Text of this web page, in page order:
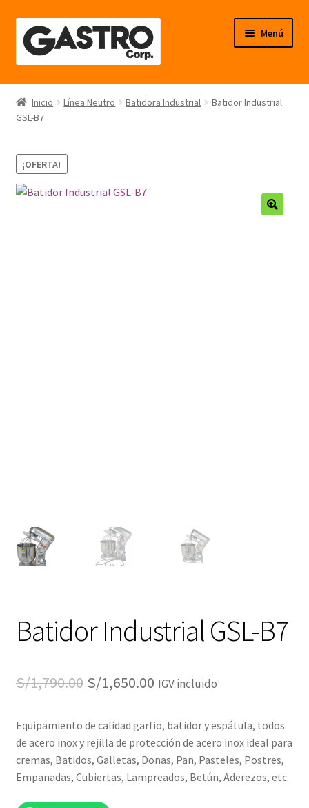
al
contenido
Menú
Línea Frío
Línea Calor
Línea Neutro
Línea Balanzas
Inicio Línea Neutro Batidora Industrial
Batidor Industrial
GSL-B7
¡OFERTA!
Batidor Industrial GSL-B7
S/1,790.00 El
original
era:
S/1,790.00.
S/1,650.00El
actual
es:
S/1,650.00.
IGV incluido
Equipamiento de calidad garfio, batidor y espátula, todos
de acero inox y rejilla de protección de acero inox ideal para
cremas, Batidos, Galletas, Donas, Pan, Pasteles, Postres,
Empanadas, Cubiertas, Lampreados, Betún, Aderezos, etc.